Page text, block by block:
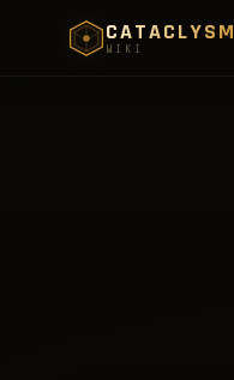
CATACLYSM
WIKI